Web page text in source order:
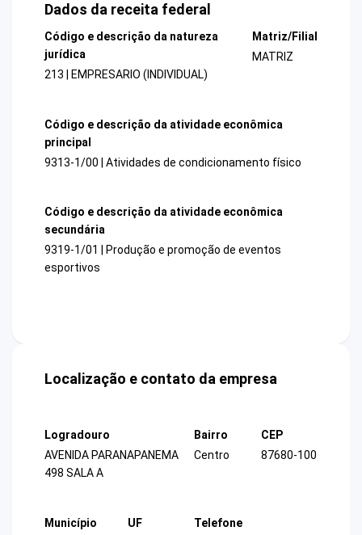
Dados da receita federal
Código e descrição da natureza
jurídica
213 | EMPRESARIO (INDIVIDUAL)
Matriz/Filial
MATRIZ
Código e descrição da atividade econômica
principal
9313-1/00 | Atividades de condicionamento físico
Código e descrição da atividade econômica
secundária
9319-1/01 | Produção e promoção de eventos
esportivos
Localização e contato da empresa
Logradouro
AVENIDA PARANAPANEMA
498 SALA A
Bairro
Centro
CEP
87680-100
Município
UF
Telefone